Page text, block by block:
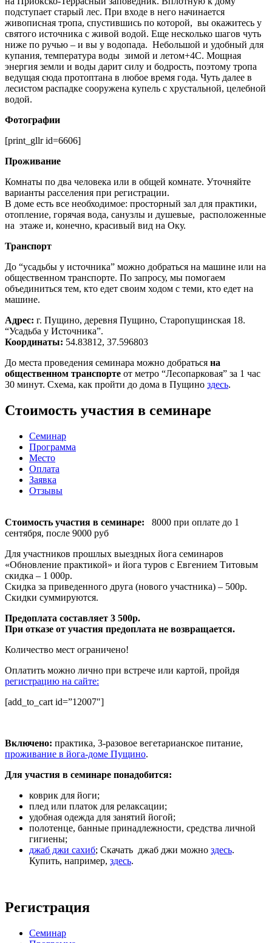
подступает старый лес. При входе в него начинается
живописная тропа, спустившись по которой, вы окажитесь у
святого источника с живой водой. Еще несколько шагов чуть
ниже по ручью – и вы у водопада. Небольшой и удобный для
купания, температура воды зимой и летом+4С. Мощная
энергия земли и воды дарит силу и бодрость, поэтому тропа
ведущая сюда протоптана в любое время года. Чуть далее в
лесистом распадке сооружена купель с хрустальной, целебной
водой.
Фотографии
[print_gllr id=6606]
Проживание
Комнаты по два человека или в общей комнате. Уточняйте
варианты расселения при регистрации.
В доме есть все необходимое: просторный зал для практики,
отопление, горячая вода, санузлы и душевые, расположенные
на этаже и, конечно, красивый вид на Оку.
Транспорт
До “усадьбы у источника” можно добраться на машине или на
общественном транспорте. По запросу, мы помогаем
объединиться тем, кто едет своим ходом с теми, кто едет на
машине.
Адрес: г. Пущино, деревня Пущино, Старопущинская 18.
“Усадьба у Источника”.
Координаты: 54.83812, 37.596803
До места проведения семинара можно добраться на
общественном транспорте от метро “Лесопарковая” за 1 час
30 минут. Схема, как пройти до дома в Пущино здесь.
Стоимость участия в семинаре
Семинар
Программа
Место
Оплата
Заявка
Отзывы
Стоимость участия в семинаре: 8000 при оплате до 1
сентября, после 9000 руб
Для участников прошлых выездных йога семинаров
«Обновление практикой» и йога туров с Евгением Титовым
скидка – 1 000р.
Скидка за приведенного друга (нового участника) – 500р.
Скидки суммируются.
Предоплата составляет 3 500р.
При отказе от участия предоплата не возвращается.
Количество мест ограничено!
Оплатить можно лично при встрече или картой, пройдя
регистрацию на сайте:
[add_to_cart id=”12007″]
Включено: практика, 3-разовое вегетарианское питание,
проживание в йога-доме Пущино.
Для участия в семинаре понадобится:
коврик для йоги;
плед или платок для релаксации;
удобная одежда для занятий йогой;
полотенце, банные принадлежности, средства личной
гигиены;
джаб джи сахиб; Скачать джаб джи можно здесь.
Купить, например, здесь.
Регистрация
Семинар